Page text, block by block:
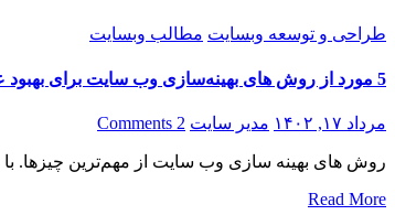
طراحی و توسعه وبسایت مطالب وبسایت
5 مورد از روش های بهینه‌سازی وب سایت برای بهبود عملکرد و رتبه‌بندی
مرداد ۱۷, ۱۴۰۲ مدیر سایت 2 Comments
روش های بهینه سازی وب سایت از مهم‌ترین چیزها.
Read More